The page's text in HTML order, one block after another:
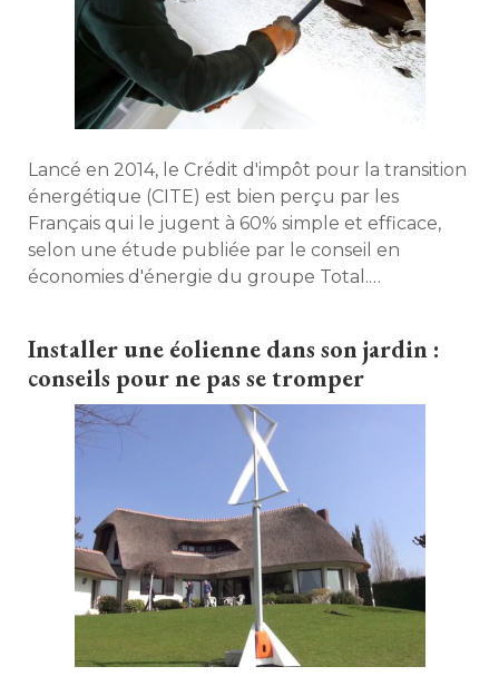
Lancé en 2014, le Crédit d'impôt pour la transition
énergétique (CITE) est bien perçu par les
Français qui le jugent à 60% simple et efficace,
selon une étude publiée par le conseil en
économies d'énergie du groupe Total.
Installer une éolienne dans son jardin :
conseils pour ne pas se tromper